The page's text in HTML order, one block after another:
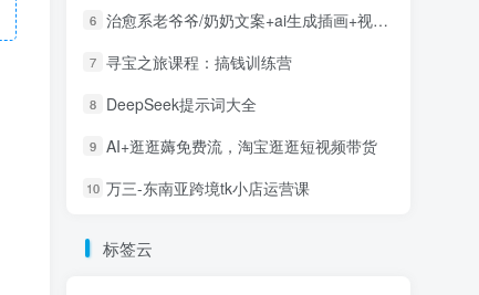
6 治愈系老爷爷/奶奶文案+ai生成插画+视频号广告分成项目
7 寻宝之旅课程：搞钱训练营
8 DeepSeek提示词大全
9 AI+逛逛薅免费流，淘宝逛逛短视频带货
10 万三-东南亚跨境tk小店运营课
标签云